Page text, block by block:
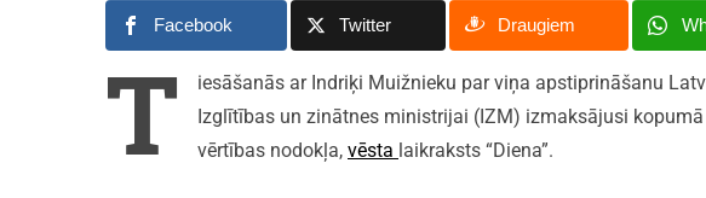
Facebook Twitter Draugiem
T
iesāšanās ar Indriķi Muižnieku par viņa apstiprināšanu
Izglītības un zinātnes ministrijai (IZM) izmaksājusi
vērtības nodokļa, vēsta laikraksts “Diena”.